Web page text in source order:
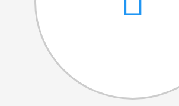
Festejos da Páscoa
Dia da Mãe
Dia Mundial da Criança
Marchas Populares